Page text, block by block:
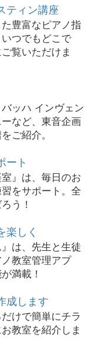
ティン講座
豊富なピアノ指
つでもどこで
覧いただけま
ッハ インヴェン
など、東音企画
ご紹介。
ート
室』は、毎日のお
をサポート。全
う！
楽しく
』は、先生と生徒
教室管理アプ
満載！
成します
けで簡単にチラ
教室を紹介しま